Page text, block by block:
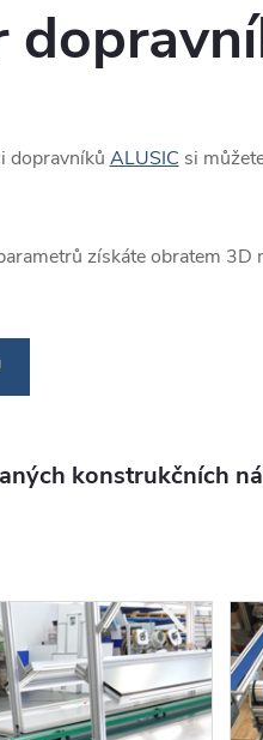
dopravníků ALUSIC si
získáte obratem
konstrukčních